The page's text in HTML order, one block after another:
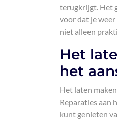
terugkrijgt. Het
voor dat je
niet alleen
Het
het
Het laten
Reparaties aan
kunt genieten